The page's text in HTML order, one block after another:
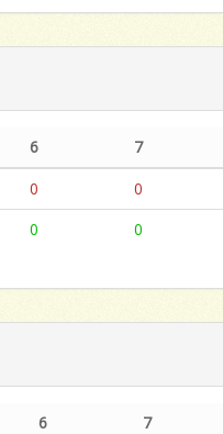
6 7
0 0
0 0
6 7